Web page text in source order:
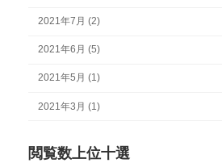
2021年7月 (2)
2021年6月 (5)
2021年5月 (1)
2021年3月 (1)
閲覧数上位十選